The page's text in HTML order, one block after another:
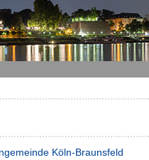
Köln-Braunsfeld